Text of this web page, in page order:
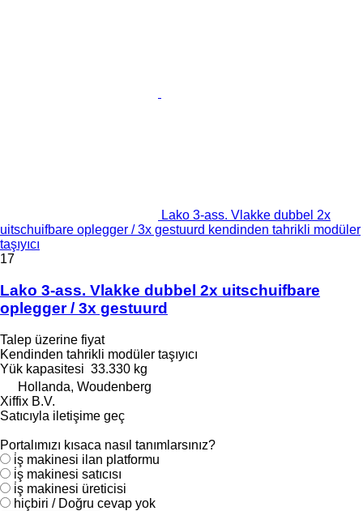
Lako 3-ass. Vlakke dubbel 2x
uitschuifbare oplegger / 3x gestuurd kendinden tahrikli modüler
taşıyıcı
17
Lako 3-ass. Vlakke dubbel 2x uitschuifbare
oplegger / 3x gestuurd
Talep üzerine fiyat
Kendinden tahrikli modüler taşıyıcı
Yük kapasitesi 33.330 kg
Hollanda, Woudenberg
Xiffix B.V.
Satıcıyla iletişime geç
Portalımızı kısaca nasıl tanımlarsınız?
i̇ş makinesi ilan platformu
i̇ş makinesi satıcısı
i̇ş makinesi üreticisi
hiçbiri / Doğru cevap yok